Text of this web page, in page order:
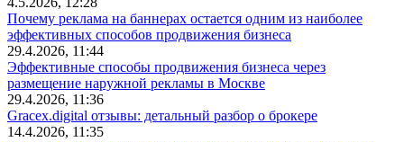
Почему реклама на баннерах остается одним из наиболее
эффективных способов продвижения бизнеса
29.4.2026, 11:44
Эффективные способы продвижения бизнеса через
размещение наружной рекламы в Москве
29.4.2026, 11:36
Gracex.digital отзывы: детальный разбор о брокере
14.4.2026, 11:35